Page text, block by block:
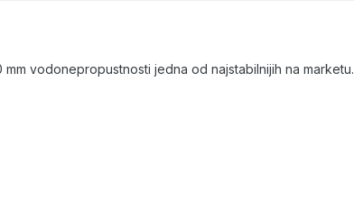
vodonepropustnosti jedna od najstabilnijih na marketu.